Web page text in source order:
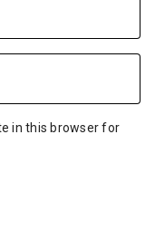
in this browser for